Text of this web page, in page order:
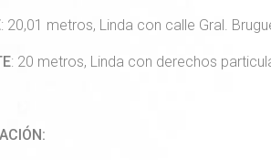
: 20,01 metros, Linda con calle Gral.
: 20 metros, Linda con derechos